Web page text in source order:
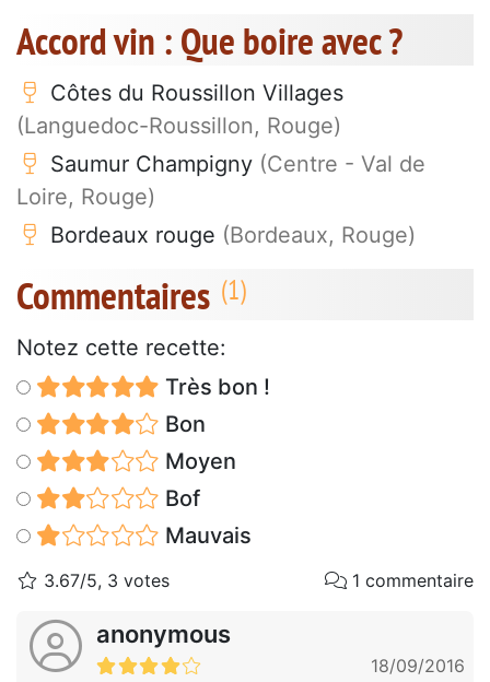
Accord vin : Que boire avec ?
Côtes du Roussillon Villages
(Languedoc-Roussillon, Rouge)
Saumur Champigny (Centre - Val de
Loire, Rouge)
Bordeaux rouge (Bordeaux, Rouge)
Commentaires
Notez cette recette:
Très bon !
Bon
Moyen
Bof
Mauvais
3.67/5, 3 votes 1 commentaire
anonymous
18/09/2016